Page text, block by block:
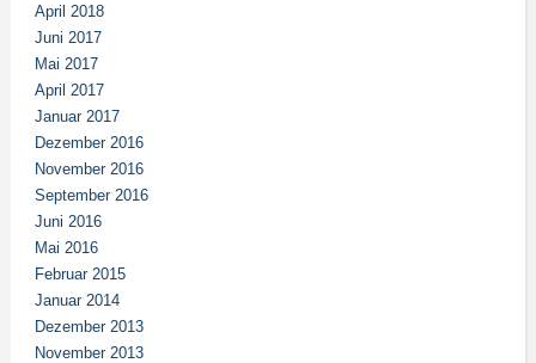
April 2018
Juni 2017
Mai 2017
April 2017
Januar 2017
Dezember 2016
November 2016
September 2016
Juni 2016
Mai 2016
Februar 2015
Januar 2014
Dezember 2013
November 2013